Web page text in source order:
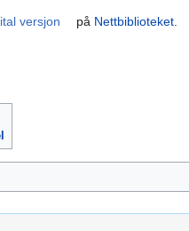
versjon på Nettbiblioteket